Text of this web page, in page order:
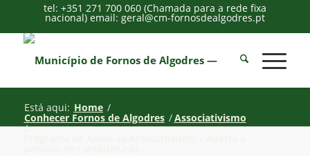
tel: +351 271 700 060 (Chamada para a rede fixa
nacional) email: geral@cm-fornosdealgodres.pt
Está aqui: Home /
Conhecer Fornos de Algodres /Associativismo
/
Programa de Apoio ao Associativismo - Aberto o
período de candidaturas ...